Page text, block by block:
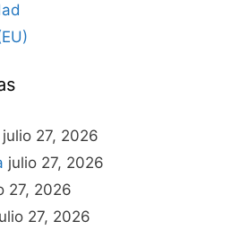
julio 27, 2026
julio 27, 2026
27, 2026
27, 2026